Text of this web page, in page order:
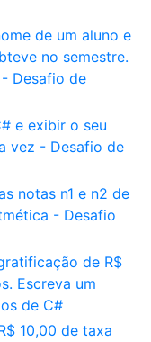
de um aluno e
no semestre.
Desafio de
e exibir o seu
vez - Desafio de
notas n1 e n2 de
- Desafio
de R$
Escreva um
de C#
10,00 de taxa